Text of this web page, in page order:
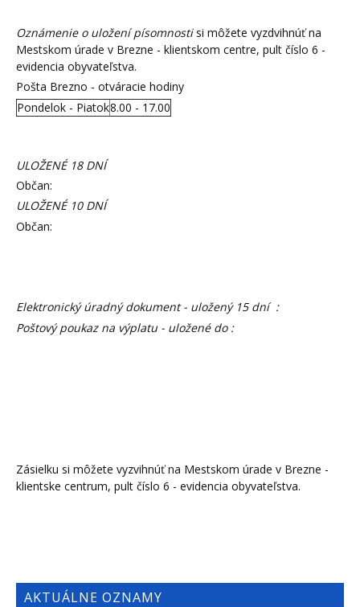
Oznámenie o uložení písomnostisi môžete vyzdvihnúť na
Mestskom úrade v Brezne - klientskom centre, pult číslo 6 -
evidencia obyvateľstva.
Pošta Brezno - otváracie hodiny
Pondelok - Piatok8.00 - 17.00
ULOŽENÉ 18 DNÍ
Občan:
ULOŽENÉ 10 DNÍ
Občan:
Elektronický úradný dokument - uložený 15 dní :
Poštový poukaz na výplatu - uložené do :
Zásielku si môžete vyzvihnúť na Mestskom úrade v Brezne -
klientske centrum, pult číslo 6 - evidencia obyvateľstva.
AKTUÁLNE OZNAMY